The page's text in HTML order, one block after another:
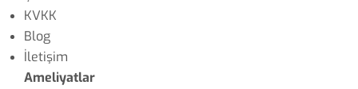
KVKK
Blog
İletişim
Ameliyatlar